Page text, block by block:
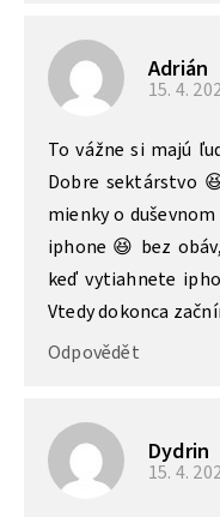
Adrián
15. 4.
To vážne si majú
Dobre sektárstvo
mienky o
iphone 😆 bez
keď vytiahnete
Vtedy dokonca
Odpovědět
Dydrin
15. 4.